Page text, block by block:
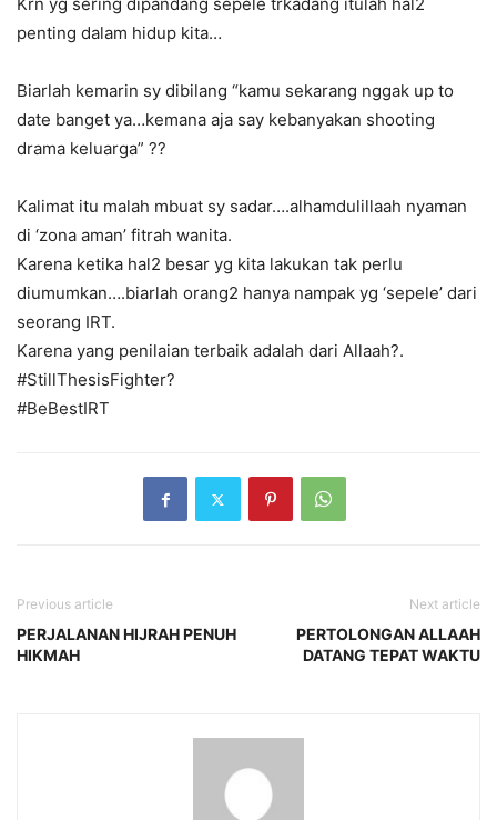
penting dalam hidup kita…
Biarlah kemarin sy dibilang “kamu sekarang nggak up to
date banget ya…kemana aja say kebanyakan shooting
drama keluarga” ??
Kalimat itu malah mbuat sy sadar….alhamdulillaah nyaman
di ‘zona aman’ fitrah wanita.
Karena ketika hal2 besar yg kita lakukan tak perlu
diumumkan….biarlah orang2 hanya nampak yg ‘sepele’ dari
seorang IRT.
Karena yang penilaian terbaik adalah dari Allaah?.
#StillThesisFighter?
#BeBestIRT
Previous article
PERJALANAN HIJRAH PENUH
HIKMAH
Next article
PERTOLONGAN ALLAAH
DATANG TEPAT WAKTU